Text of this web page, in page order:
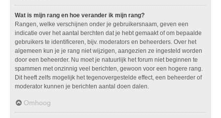
Wat is mijn rang en hoe verander ik mijn rang?
Rangen, welke verschijnen onder je gebruikersnaam, geven een
indicatie over het aantal berchten dat je hebt gemaakt of om bepaalde
gebruikers te identificeren, bijv. moderators en beheerders. Over het
algemeen kun je je rang niet wijzigen, aangezien ze ingesteld worden
door een beheerder. Nu moet je natuurlijk het forum niet beginnen te
spammen met onzinnig veel berichten, gewoon voor een hogere rang.
Dit heeft zelfs mogelijk het tegenovergestelde effect, een beheerder of
moderator kunnen je berichten aantal doen dalen.
Omhoog